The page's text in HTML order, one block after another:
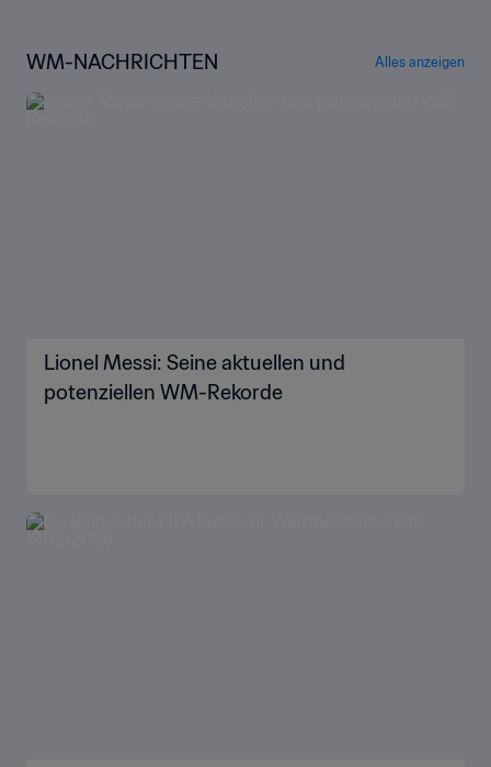
WM-NACHRICHTEN Alles anzeigen
Lionel Messi: Seine aktuellen und
potenziellen WM-Rekorde